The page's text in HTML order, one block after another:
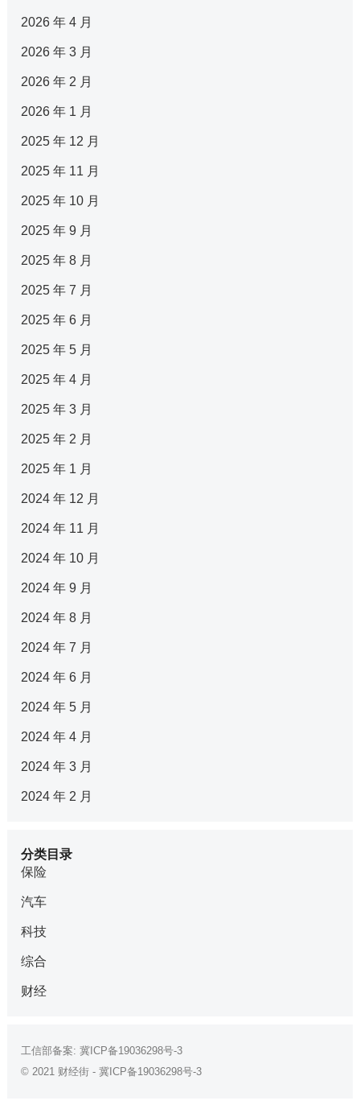
2026 年 4 月
2026 年 3 月
2026 年 2 月
2026 年 1 月
2025 年 12 月
2025 年 11 月
2025 年 10 月
2025 年 9 月
2025 年 8 月
2025 年 7 月
2025 年 6 月
2025 年 5 月
2025 年 4 月
2025 年 3 月
2025 年 2 月
2025 年 1 月
2024 年 12 月
2024 年 11 月
2024 年 10 月
2024 年 9 月
2024 年 8 月
2024 年 7 月
2024 年 6 月
2024 年 5 月
2024 年 4 月
2024 年 3 月
2024 年 2 月
分类目录
保险
汽车
科技
综合
财经
工信部备案: 冀ICP备19036298号-3
© 2021 财经街- 冀ICP备19036298号-3